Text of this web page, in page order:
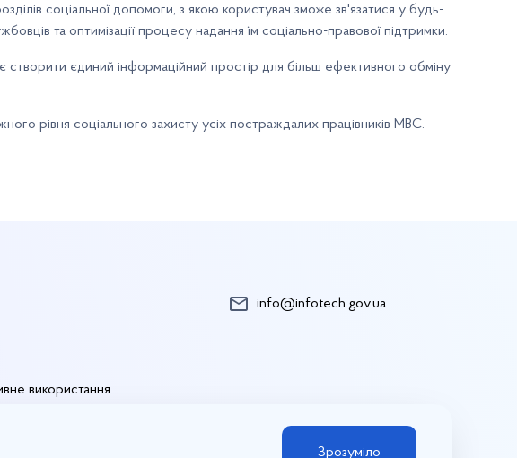
соціальної допомоги, з якою користувач зможе зв'язатися у будь-
та оптимізації процесу надання їм соціально-правової підтримки.
єдиний інформаційний простір для більш ефективного обміну
рівня соціального захисту усіх постраждалих працівників МВС.
використання
info@infotech.gov.ua
Зрозуміло